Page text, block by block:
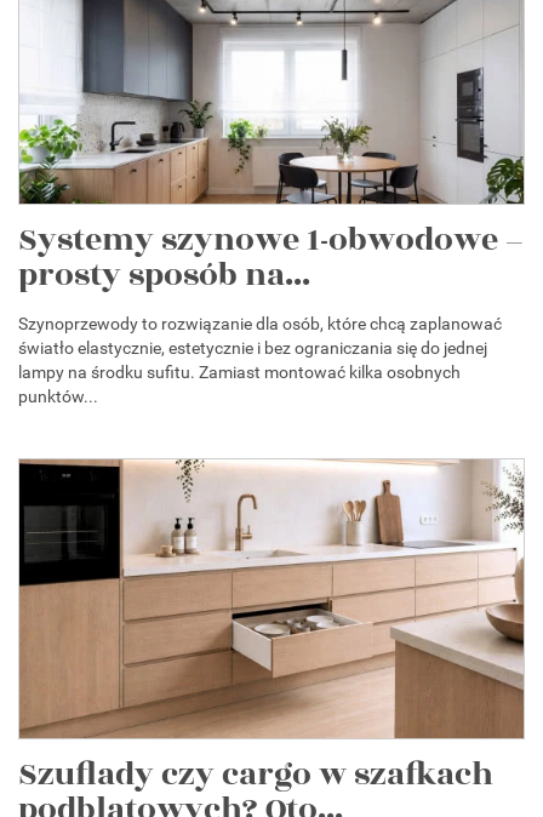
Systemy szynowe 1-obwodowe –
prosty sposób na...
Szynoprzewody to rozwiązanie dla osób, które chcą zaplanować
światło elastycznie, estetycznie i bez ograniczania się do jednej
lampy na środku sufitu. Zamiast montować kilka osobnych
punktów...
Szuflady czy cargo w szafkach